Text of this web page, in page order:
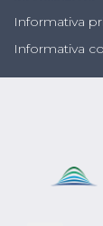
Informativa
Informativa